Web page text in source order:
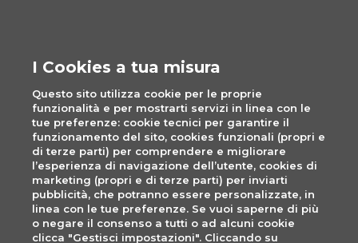
Consegne in 48 ore
Un catalogo con centinaia di prodotti
Assistenza online e telefonica
Cosa aspetti allora? Se cerchi una
tipografia a Catania, stampa online, su
Pixartprinting!
I Cookies a tua misura
Questo sito utilizza cookie per le proprie
funzionalità e per mostrarti servizi in linea con le
tue preferenze: cookie tecnici per garantire il
funzionamento del sito, cookies funzionali (propri e
di terze parti) per comprendere e migliorare
l’esperienza di navigazione dell’utente, cookies di
marketing (propri e di terze parti) per inviarti
pubblicità, che potranno essere personalizzate, in
linea con le tue preferenze. Se vuoi saperne di più
o negare il consenso a tutti o ad alcuni cookie
clicca "Gestisci impostazioni". Cliccando su